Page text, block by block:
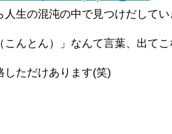
人生の混沌の中で見つけだして
こんとん）」なんて言葉、出て
しただけあります(笑)